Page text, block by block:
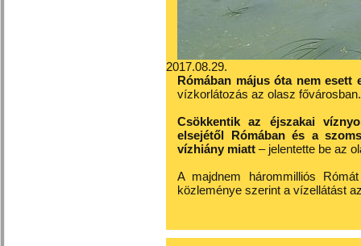
2017.08.29.
Rómában május óta nem esett
vízkorlátozás az olasz fővárosban.
Csökkentik az éjszakai
elsejétől Rómában és a
vízhiány miatt – jelentette be az
A majdnem hárommilliós
közleménye szerint a vízellátást